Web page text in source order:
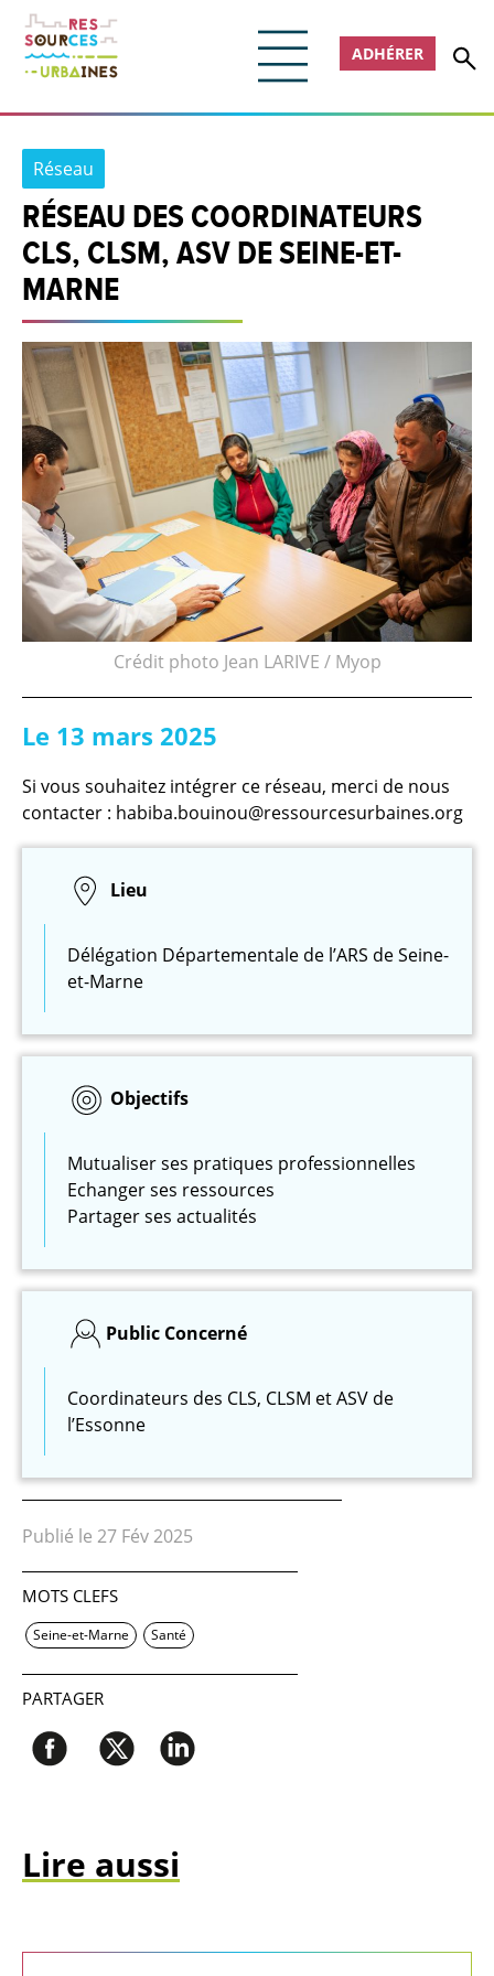
ADHÉRER
Réseau
RÉSEAU DES COORDINATEURS
CLS, CLSM, ASV DE SEINE-ET-
MARNE
Crédit photo Jean LARIVE / Myop
Le 13 mars 2025
Si vous souhaitez intégrer ce réseau, merci de nous
contacter : habiba.bouinou@ressourcesurbaines.org
Lieu
Délégation Départementale de l’ARS de Seine-
et-Marne
Objectifs
Mutualiser ses pratiques professionnelles
Echanger ses ressources
Partager ses actualités
Public Concerné
Coordinateurs des CLS, CLSM et ASV de
l’Essonne
Publié le 27 Fév 2025
MOTS CLEFS
Seine-et-Marne Santé
PARTAGER
Lire aussi